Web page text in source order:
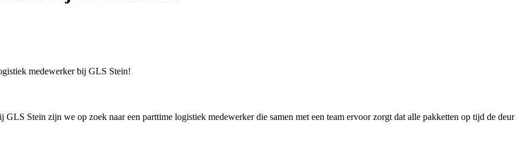
medewerker bij GLS Stein!
Stein zijn we op zoek naar een parttime logistiek medewerker die samen met een team ervoor zorgt dat alle pakketten op tijd de deur